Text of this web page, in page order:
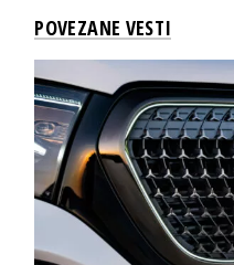
POVEZANE VESTI